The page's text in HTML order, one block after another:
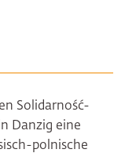
Solidarność-
Danzig eine
polnische